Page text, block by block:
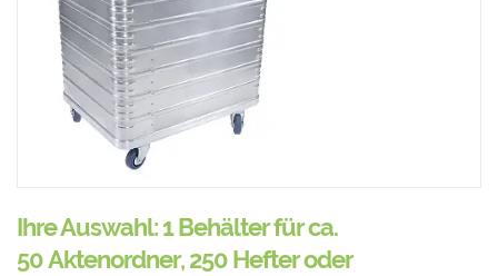
Ihre Auswahl: 1 Behälter für ca.
50 Aktenordner, 250 Hefter oder